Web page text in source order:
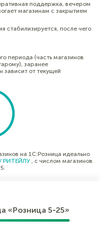
поддержка, вечером
магазинам с закрытием
стабилизируется, после чего
периода (часть магазинов
заранее
от текущей
на 1С:Розница идеально
, с числом магазинов
«Розница 5-25»